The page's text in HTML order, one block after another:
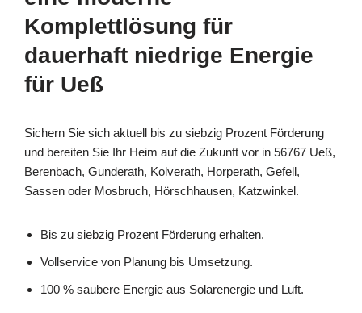
Komplettlösung für
dauerhaft niedrige Energie
für Ueß
Sichern Sie sich aktuell bis zu siebzig Prozent Förderung
und bereiten Sie Ihr Heim auf die Zukunft vor in 56767 Ueß,
Berenbach, Gunderath, Kolverath, Horperath, Gefell,
Sassen oder Mosbruch, Hörschhausen, Katzwinkel.
Bis zu siebzig Prozent Förderung erhalten.
Vollservice von Planung bis Umsetzung.
100 % saubere Energie aus Solarenergie und Luft.